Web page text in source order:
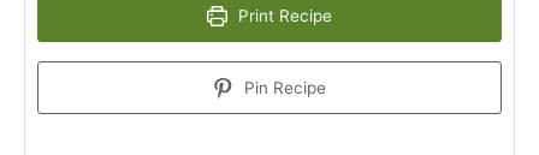
Print Recipe
Pin Recipe